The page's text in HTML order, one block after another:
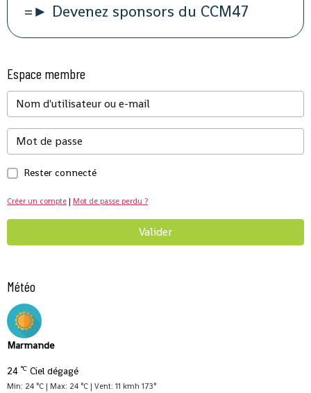
=► Devenez sponsors du CCM47
Espace membre
Rester connecté
Créer un compte | Mot de passe perdu ?
Valider
Météo
Marmande
24 °C Ciel dégagé
Min: 24 °C | Max: 24 °C | Vent: 11 kmh 173°